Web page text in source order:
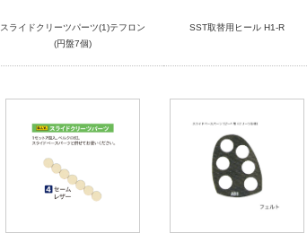
スライドクリーツパーツ(1)テフロン
(円盤7個)
SST取替用ヒール H1-R